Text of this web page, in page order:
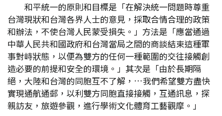
和平統一的原則和目標是「在解決統一問題時尊重
台灣現狀和台灣各界人士的意見，採取合情合理的政策
和辦法，不使台灣人民蒙受損失。」方法是「應當通過
中華人民共和國政府和台灣當局之間的商談結束這種軍
事對峙狀態，以便為雙方的任何一種範圍的交往接觸創
造必要的前提和安全的環境。」其次是「由於長期隔
絕，大陸和台灣的同胞互不了解，…我們希望雙方盡快
實現通航通郵，以利雙方同胞直接接觸，互通訊息，探
親訪友，旅遊參觀，進行學術文化體育工藝觀摩。」